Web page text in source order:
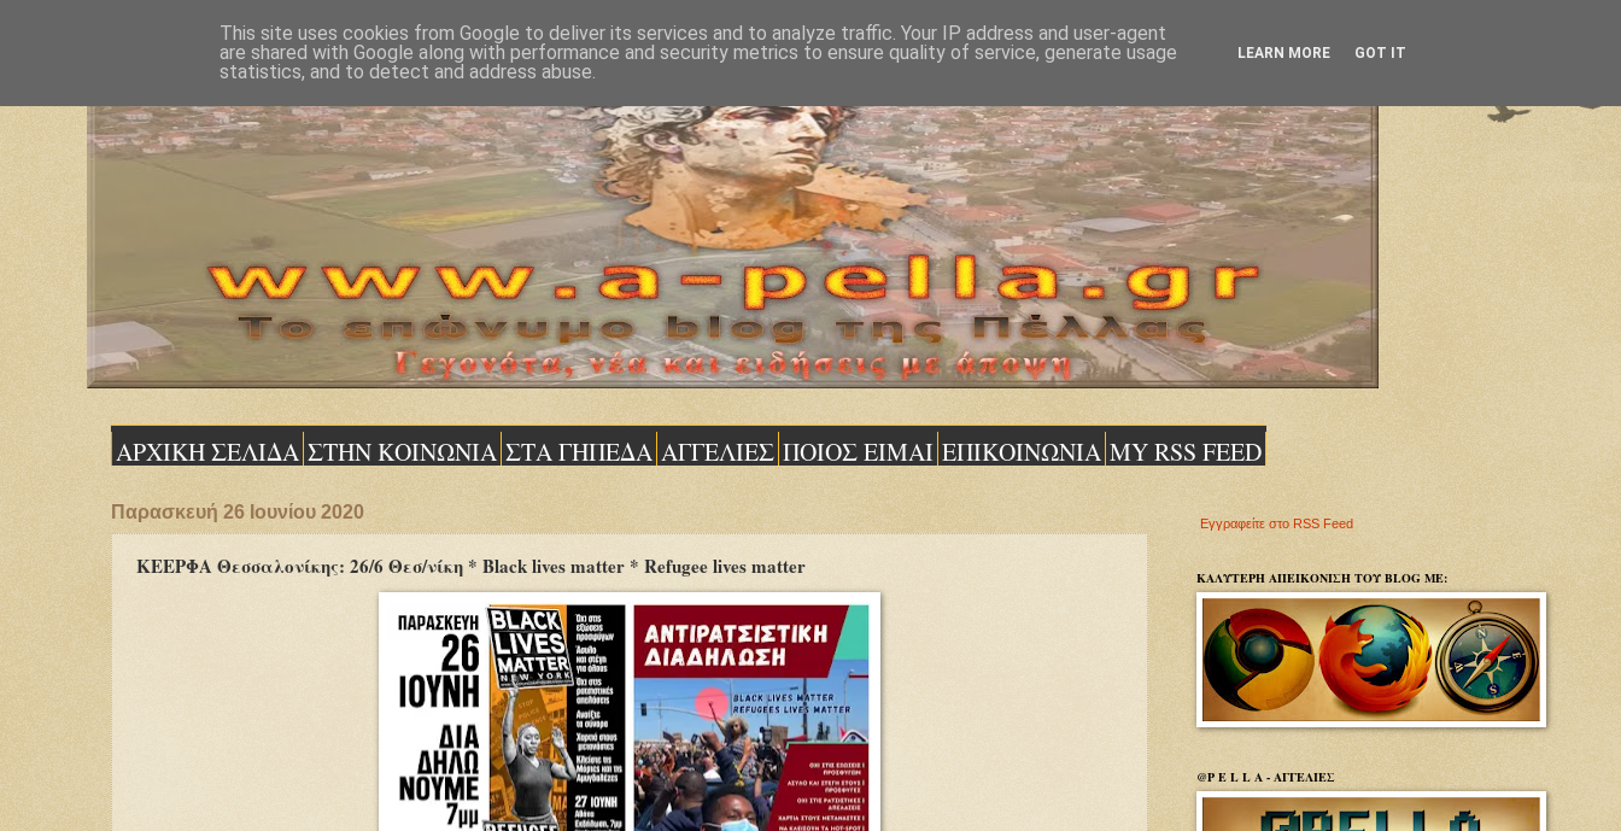
ΑΡΧΙΚΗ ΣΕΛΙΔΑ ΣΤΗΝ ΚΟΙΝΩΝΙΑ ΣΤΑ ΓΗΠΕΔΑ ΑΓΓΕΛΙΕΣ ΠΟΙΟΣ ΕΙΜΑΙ ΕΠΙΚΟΙΝΩΝΙΑ MY RSS FEED
Παρασκευή 26 Ιουνίου 2020
ΚΕΕΡΦΑ Θεσσαλονίκης: 26/6 Θεσ/νίκη * Black lives matter * Refugee lives matter
Εγγραφείτε στο RSS Feed
ΚΑΛΥΤΕΡΗ ΑΠΕΙΚΟΝΙΣΗ ΤΟΥ BLOG ΜΕ:
@P E L L A - ΑΓΓΕΛΙΕΣ
This site uses cookies from Google to deliver its services and to analyze traffic. Your IP address and user-agent
are shared with Google along with performance and security metrics to ensure quality of service, generate usage
statistics, and to detect and address abuse.
LEARN MORE GOT IT